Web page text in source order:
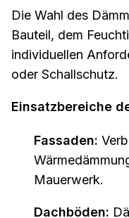
Die Wahl des
Bauteil, dem
individuellen
oder Schallschutz.
Einsatzbereiche
Fassaden:
Mauerwerk.
Dachböden: